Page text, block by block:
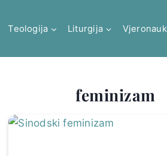
Teologija Liturgija Vjeronauk
feminizam